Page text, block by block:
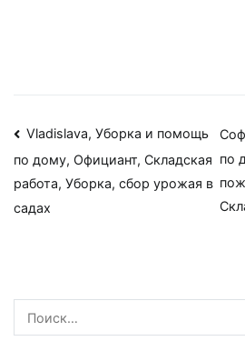
Навигация
по
записям
Vladislava, Уборка и помощь
по дому, Официант, Складская
работа, Уборка, сбор урожая в
садах
по
Найти: